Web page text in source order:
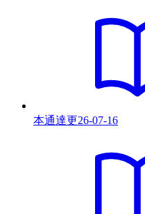
本通達更26-07-16